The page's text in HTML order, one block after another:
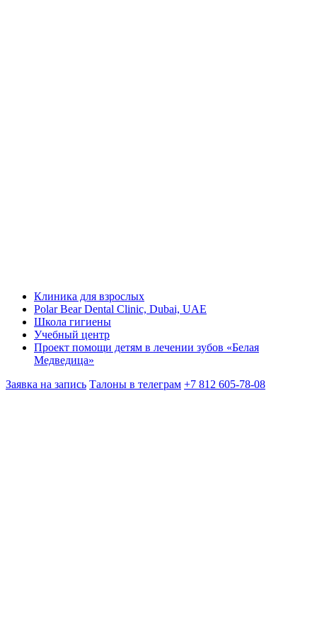
Клиника для взрослых
Polar Bear Dental Clinic, Dubai, UAE
Школа гигиены
Учебный центр
Проект помощи детям в лечении зубов «Белая
Медведица»
Заявка на запись Талоны в телеграм +7 812 605-78-08